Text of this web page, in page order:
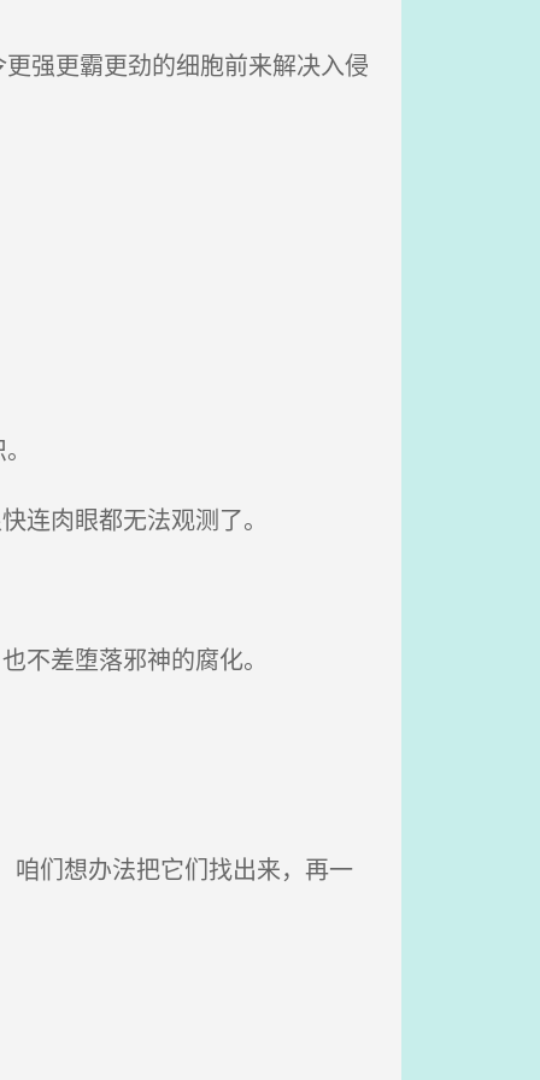
强更霸更劲的细胞前来解决入侵
肉眼都无法观测了。
差堕落邪神的腐化。
们想办法把它们找出来，再一